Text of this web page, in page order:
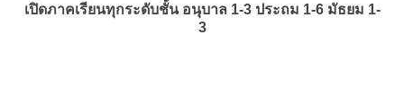
เปิดภาคเรียนทุกระดับชั้น อนุบาล 1-3 ประถม 1-6 มัธยม 1-
3